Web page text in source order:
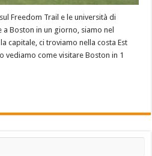
Freedom Trail e le università di
a Boston in un giorno, siamo nel
capitale, ci troviamo nella costa Est
vediamo come visitare Boston in 1